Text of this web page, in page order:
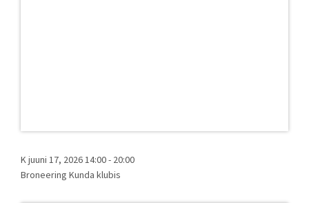
K juuni 17, 2026 14:00- 20:00
Broneering Kunda klubis